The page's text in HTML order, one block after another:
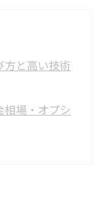
方と高い技術
相場・オプシ
比較